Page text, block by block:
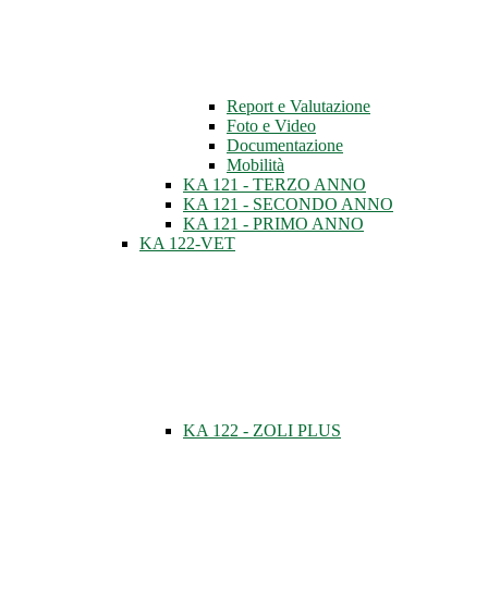
Report e Valutazione
Foto e Video
Documentazione
Mobilità
KA 121 - TERZO ANNO
KA 121 - SECONDO ANNO
KA 121 - PRIMO ANNO
KA 122-VET
KA 122 - ZOLI PLUS